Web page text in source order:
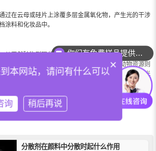
过在云母或硅片上涂覆多层金属氧化物，产生光的干涉
涂料和化妆品中。
从天然矿物到现代合成化学品，各具特点和应用。矿物
；合成化学品带来了多样的有机颜料；植物和动物资源则
了丰富的色彩；金属颜料和合成珠光颜料通过独特的光
工业和装饰的需求。不同的来源和成分赋予了颜料各自
艺术、工业和建筑领域中具有广泛的应用。了解这些成
择合适的颜料，并理解其在不同应用中的表现和优势。
分散剂在颜料中分散时起什么作用
你们有免费样品提供吗？
×
本网站，请问有什么可以
询 稍后再说